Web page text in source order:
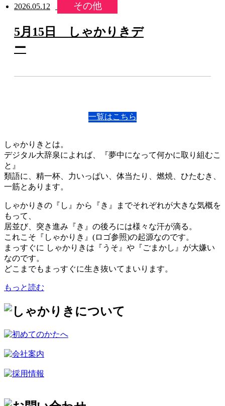
2026.05.12 その他
5月15日 しゃかりきデ
ー
一覧はこちら
しゃかりきとは。
デジタル大辞泉によれば、『夢中になって何かに取り組むこ
と』
類語に、精一杯、力いっぱい、体当たり、燃焼、ひたむき、
一筋とあります。
しゃかりきの『し』から『き』までそれぞれが大きな気概を
もって、
居並び、突き進み『き』の後ろには様々な汗が滴る。
これこそ『しゃかりき』(ロゴ参照)の起源なのです。
まっすぐに しゃかりきは『うそ』や『ごまかし』が大嫌い
なのです。
どこまでもまっすぐに生き抜いてまいります。
もっと読む